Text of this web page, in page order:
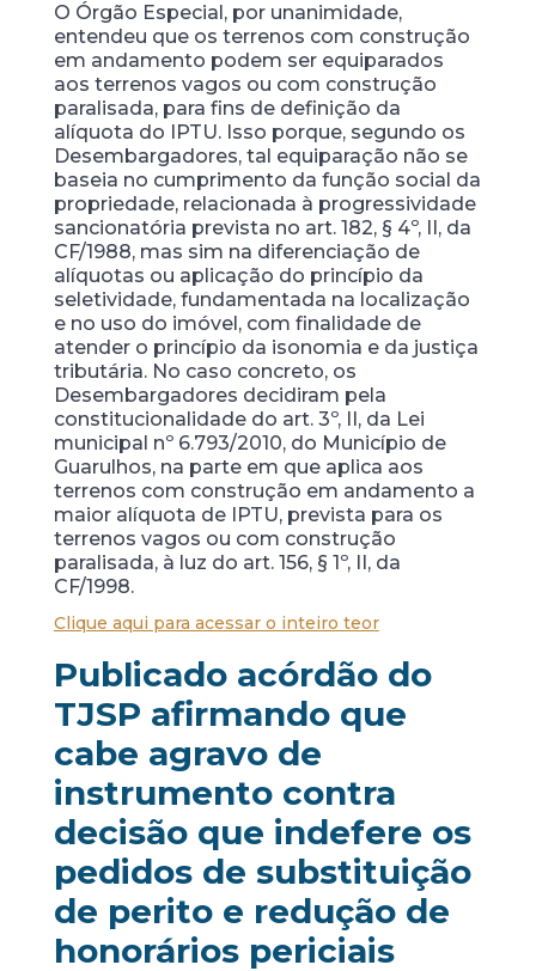
O Órgão Especial, por unanimidade,
entendeu que os terrenos com construção
em andamento podem ser equiparados
aos terrenos vagos ou com construção
paralisada, para fins de definição da
alíquota do IPTU. Isso porque, segundo os
Desembargadores, tal equiparação não se
baseia no cumprimento da função social da
propriedade, relacionada à progressividade
sancionatória prevista no art. 182, § 4º, II, da
CF/1988, mas sim na diferenciação de
alíquotas ou aplicação do princípio da
seletividade, fundamentada na localização
e no uso do imóvel, com finalidade de
atender o princípio da isonomia e da justiça
tributária. No caso concreto, os
Desembargadores decidiram pela
constitucionalidade do art. 3º, II, da Lei
municipal nº 6.793/2010, do Município de
Guarulhos, na parte em que aplica aos
terrenos com construção em andamento a
maior alíquota de IPTU, prevista para os
terrenos vagos ou com construção
paralisada, à luz do art. 156, § 1º, II, da
CF/1998.
Clique aqui para acessar o inteiro teor
Publicado acórdão do
TJSP afirmando que
cabe agravo de
instrumento contra
decisão que indefere os
pedidos de substituição
de perito e redução de
honorários periciais